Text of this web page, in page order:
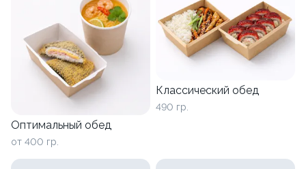
Оптимальный обед
от 400 гр.
Классический обед
490 гр.